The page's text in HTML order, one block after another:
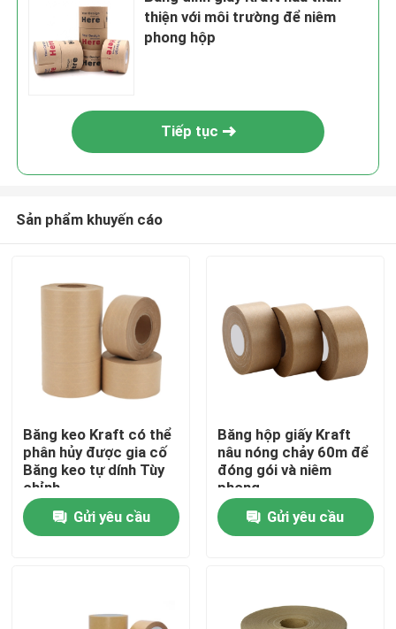
Nhà
thiện với môi trường để niêm
phong hộp
Tiếp tục
Sản phẩm khuyến cáo
Băng keo Kraft có thể
phân hủy được gia cố
Băng keo tự dính Tùy
chỉnh
Gửi yêu cầu
Băng hộp giấy Kraft
nâu nóng chảy 60m để
đóng gói và niêm
phong
Gửi yêu cầu